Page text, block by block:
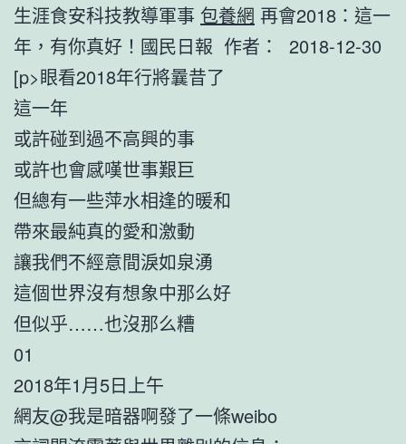
生涯食安科技教導軍事 包養網 再會2018：這一
年，有你真好！國民日報 作者： 2018-12-30
[p>眼看2018年行將曩昔了
這一年
或許碰到過不高興的事
或許也會感嘆世事艱巨
但總有一些萍水相逢的暖和
帶來最純真的愛和激動
讓我們不經意間淚如泉湧
這個世界沒有想象中那么好
但似乎……也沒那么糟
01
2018年1月5日上午
網友@我是暗器啊發了一條weibo